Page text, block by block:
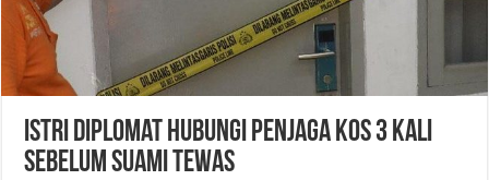
Istri Diplomat Hubungi Penjaga Kos 3 Kali
Sebelum Suami Tewas